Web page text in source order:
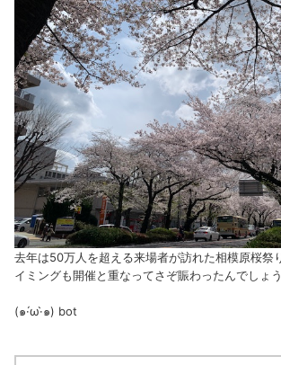
去年は50万人を超える来場者が訪れた相模原桜祭
イミングも開催と重なってさぞ賑わったんでしょう
(๑·́ω·̀๑) bot